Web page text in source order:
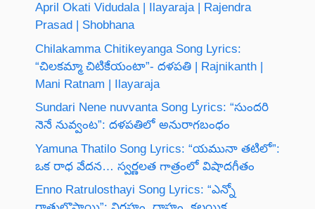
April Okati Vidudala | Ilayaraja | Rajendra
Prasad | Shobhana
Chilakamma Chitikeyanga Song Lyrics:
“చిలకమ్మా చిటికేయంటా”- దళపతి | Rajnikanth |
Mani Ratnam | Ilayaraja
Sundari Nene nuvvanta Song Lyrics: “సుందరి
నెనే నువ్వంట”: దళపతిలో అనురాగబంధం
Yamuna Thatilo Song Lyrics: “యమునా తటిలో”:
ఒక రాధ వేదన… స్వర్ణలత గాత్రంలో విషాదగీతం
Enno Ratrulosthayi Song Lyrics: “ఎన్నో